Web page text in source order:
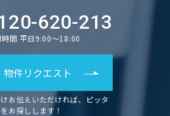
620-213
時間 平日9:00～18:00
物件リクエスト
お伝えいただければ、ピッタ
お探しします！